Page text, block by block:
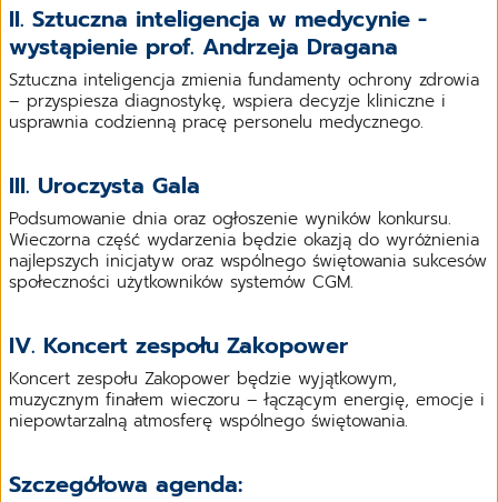
II. Sztuczna inteligencja w medycynie -
wystąpienie prof. Andrzeja Dragana
Sztuczna inteligencja zmienia fundamenty ochrony zdrowia
– przyspiesza diagnostykę, wspiera decyzje kliniczne i
usprawnia codzienną pracę personelu medycznego.
III. Uroczysta Gala
Podsumowanie dnia oraz ogłoszenie wyników konkursu.
Wieczorna część wydarzenia będzie okazją do wyróżnienia
najlepszych inicjatyw oraz wspólnego świętowania sukcesów
społeczności użytkowników systemów CGM.
IV. Koncert zespołu Zakopower
Koncert zespołu Zakopower będzie wyjątkowym,
muzycznym finałem wieczoru – łączącym energię, emocje i
niepowtarzalną atmosferę wspólnego świętowania.
Szczegółowa agenda: